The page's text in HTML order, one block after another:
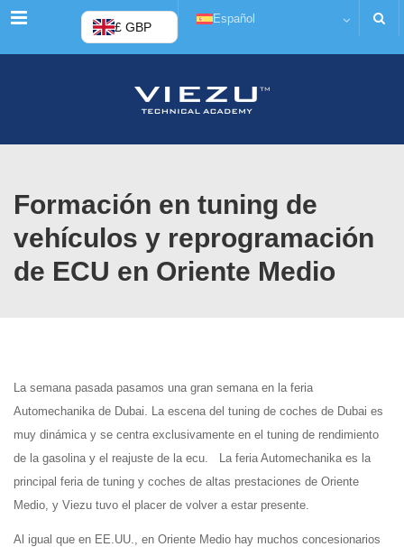
Menú £ GBP
Español
Formación en tuning de
vehículos y reprogramación
de ECU en Oriente Medio
La semana pasada pasamos una gran semana en la feria
Automechanika de Dubai. La escena del tuning de coches de Dubai es
muy dinámica y se centra exclusivamente en el tuning de rendimiento
de la gasolina y el reajuste de la ecu. La feria Automechanika es la
principal feria de tuning y coches de altas prestaciones de Oriente
Medio, y Viezu tuvo el placer de volver a estar presente.
Al igual que en EE.UU., en Oriente Medio hay muchos concesionarios